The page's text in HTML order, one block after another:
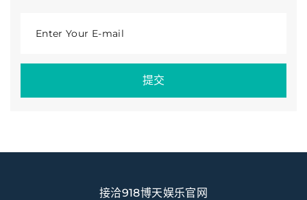
Enter Your E-mail
提交
接洽918博天娱乐官网